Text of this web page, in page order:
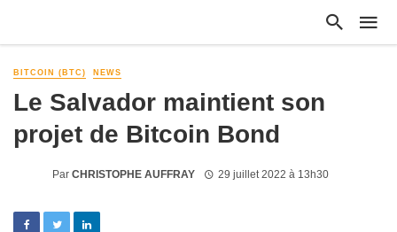
BITCOIN (BTC) NEWS
Le Salvador maintient son
projet de Bitcoin Bond
Par CHRISTOPHE AUFFRAY 29 juillet 2022 à 13h30